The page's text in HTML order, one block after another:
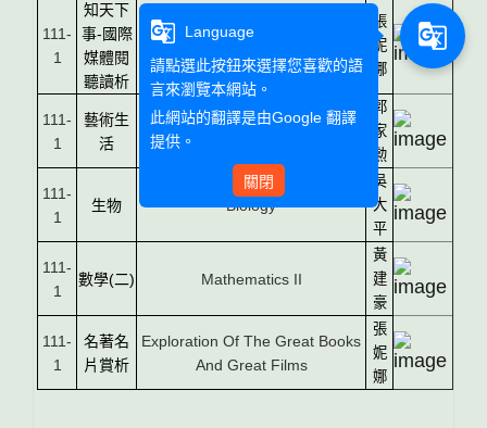
111-
1
知天下
事-國際
媒體閱
聽讀析
Knowing The World Through
International Eng Media
張
妮
娜
111-
1
藝術生
活
郭
家
勲
111-
1
生物 Biology
吳
大
平
111-
1
數學(二) Mathematics II
黃
建
豪
111-
1
名著名
片賞析
Exploration Of The Great Books
And Great Films
張
妮
娜
g_translate
Language
請點選此按鈕來選擇您喜歡的語
言來瀏覽本網站。
此網站的翻譯是由Google 翻譯
提供。
關閉
g_translate